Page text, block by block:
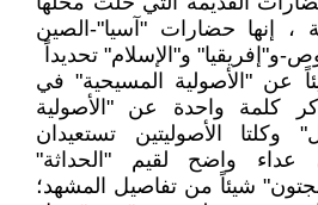
، إنها حضارات "آسيا"-الصين
و"إفريقيا" و"الإسلام" تحديداً
عن "الأصولية المسيحية" في
كلمة واحدة عن "الأصولية
وكلتا الأصوليتين تستعيدان
عداء واضح لقيم "الحداثة"
شيئاً من تفاصيل المشهد؛